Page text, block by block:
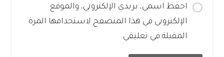
احفظ اسمي، بريدي الإلكتروني، والموقع
الإلكتروني في هذا المتصفح لاستخدامها المرة
المقبلة في تعليقي.